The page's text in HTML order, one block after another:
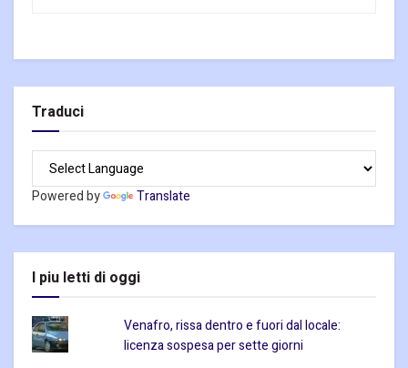
Traduci
Powered by Translate
I piu letti di oggi
Venafro, rissa dentro e fuori dal locale:
licenza sospesa per sette giorni